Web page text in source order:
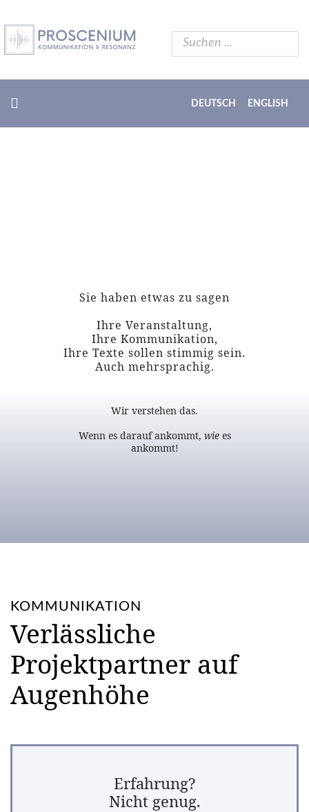
DEUTSCH ENGLISH
Sie haben etwas zu sagen
Ihre Veranstaltung,
Ihre Kommunikation,
Ihre Texte sollen stimmig sein.
Auch mehrsprachig.
Wir verstehen das.
Wenn es darauf ankommt, wiees
ankommt!
KOMMUNIKATION
Verlässliche
Projektpartner auf
Augenhöhe
Erfahrung?
Nicht genug.